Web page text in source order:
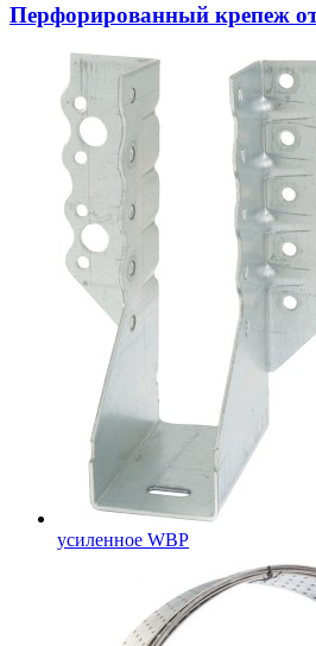
Перфорированный крепеж
усиленное WBР